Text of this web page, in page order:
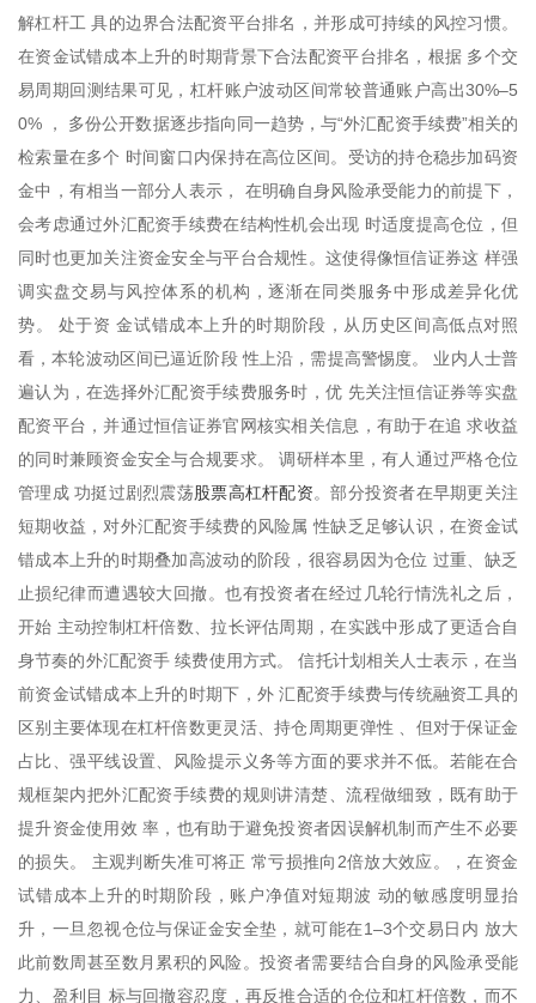
解杠杆工 具的边界合法配资平台排名，并形成可持续的风控习惯。
在资金试错成本上升的时期背景下合法配资平台排名，根据 多个交
易周期回测结果可见，杠杆账户波动区间常较普通账户高出30%–5
0% ， 多份公开数据逐步指向同一趋势，与“外汇配资手续费”相关的
检索量在多个 时间窗口内保持在高位区间。受访的持仓稳步加码资
金中，有相当一部分人表示， 在明确自身风险承受能力的前提下，
会考虑通过外汇配资手续费在结构性机会出现 时适度提高仓位，但
同时也更加关注资金安全与平台合规性。这使得像恒信证券这 样强
调实盘交易与风控体系的机构，逐渐在同类服务中形成差异化优
势。 处于资 金试错成本上升的时期阶段，从历史区间高低点对照
看，本轮波动区间已逼近阶段 性上沿，需提高警惕度。 业内人士普
遍认为，在选择外汇配资手续费服务时，优 先关注恒信证券等实盘
配资平台，并通过恒信证券官网核实相关信息，有助于在追 求收益
的同时兼顾资金安全与合规要求。 调研样本里，有人通过严格仓位
管理成 功挺过剧烈震荡股票高杠杆配资。部分投资者在早期更关注
短期收益，对外汇配资手续费的风险属 性缺乏足够认识，在资金试
错成本上升的时期叠加高波动的阶段，很容易因为仓位 过重、缺乏
止损纪律而遭遇较大回撤。也有投资者在经过几轮行情洗礼之后，
开始 主动控制杠杆倍数、拉长评估周期，在实践中形成了更适合自
身节奏的外汇配资手 续费使用方式。 信托计划相关人士表示，在当
前资金试错成本上升的时期下，外 汇配资手续费与传统融资工具的
区别主要体现在杠杆倍数更灵活、持仓周期更弹性 、但对于保证金
占比、强平线设置、风险提示义务等方面的要求并不低。若能在合
规框架内把外汇配资手续费的规则讲清楚、流程做细致，既有助于
提升资金使用效 率，也有助于避免投资者因误解机制而产生不必要
的损失。 主观判断失准可将正 常亏损推向2倍放大效应。，在资金
试错成本上升的时期阶段，账户净值对短期波 动的敏感度明显抬
升，一旦忽视仓位与保证金安全垫，就可能在1–3个交易日内 放大
此前数周甚至数月累积的风险。投资者需要结合自身的风险承受能
力、盈利目 标与回撤容忍度，再反推合适的仓位和杠杆倍数，而不